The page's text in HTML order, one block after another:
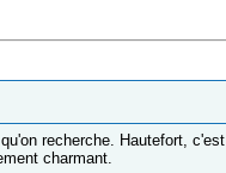
recherche. Hautefort,
charmant.